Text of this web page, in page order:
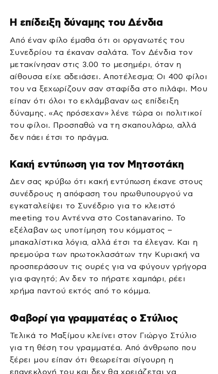
Η επίδειξη δύναμης του Δένδια
Από έναν φίλο έμαθα ότι οι οργανωτές του
Συνεδρίου τα έκαναν σαλάτα. Τον Δένδια τον
μετακίνησαν στις 3.00 το μεσημέρι, όταν η
αίθουσα είχε αδειάσει. Αποτέλεσμα; Οι 400 φίλοι
του να ξεχωρίζουν σαν σταφίδα στο πιλάφι. Μου
είπαν ότι όλοι το εκλάμβαναν ως επίδειξη
δύναμης. «Ας πρόσεχαν» λένε τώρα οι πολιτικοί
του φίλοι. Προσπαθώ να τη σκαπουλάρω, αλλά
δεν πάει έτσι το πράγμα.
Κακή εντύπωση για τον Μητσοτάκη
Δεν σας κρύβω ότι κακή εντύπωση έκανε στους
συνέδρους η απόφαση του πρωθυπουργού να
εγκαταλείψει το Συνέδριο για το κλειστό
meeting του Αντέννα στο Costanavarino. Το
εξέλαβαν ως υποτίμηση του κόμματος –
μπακαλίστικα λόγια, αλλά έτσι τα έλεγαν. Και η
πρεμούρα των πρωτοκλασάτων την Κυριακή να
προσπεράσουν τις ουρές για να φύγουν γρήγορα
για φαγητό; Αν δεν το πήρατε χαμπάρι, ρέει
χρήμα παντού εκτός από το κόμμα.
Φαβορί για γραμματέας ο Στύλιος
Τελικά το Μαξίμου κλείνει στον Γιώργο Στύλιο
για τη θέση του γραμματέα. Από άνθρωπο που
ξέρει μου είπαν ότι θεωρείται σίγουρη η
επανεκλογή του και δεν θα χρειάζεται να